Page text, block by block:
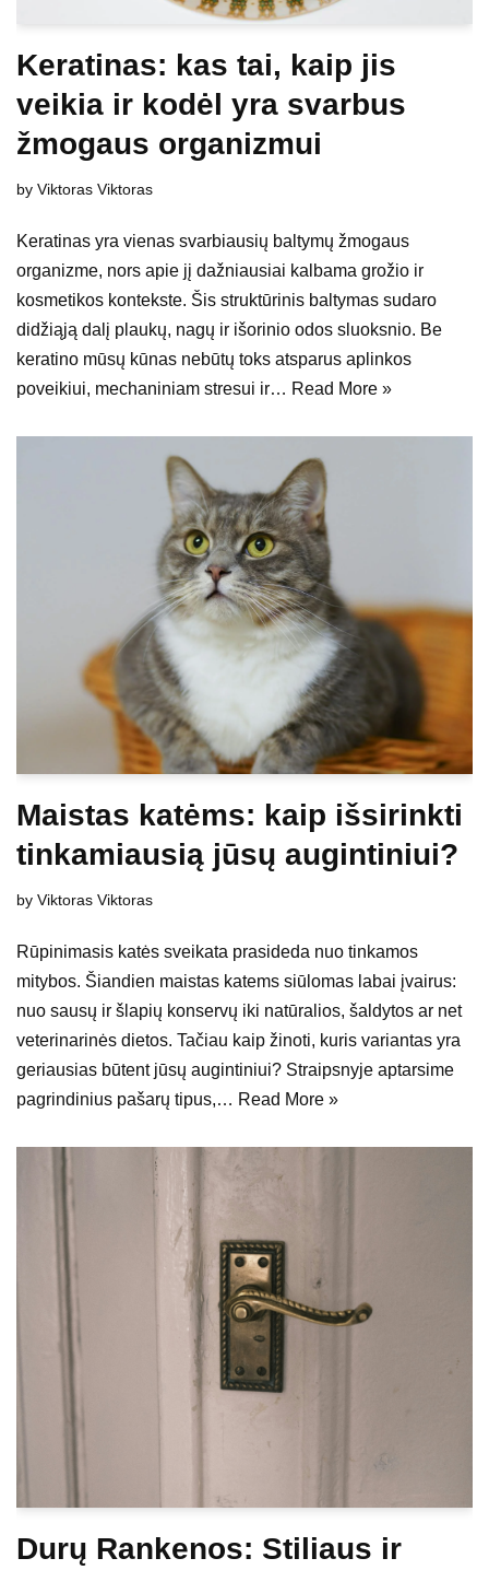
Keratinas: kas tai, kaip jis
veikia ir kodėl yra svarbus
žmogaus organizmui
by Viktoras Viktoras
Keratinas yra vienas svarbiausių baltymų žmogaus
organizme, nors apie jį dažniausiai kalbama grožio ir
kosmetikos kontekste. Šis struktūrinis baltymas sudaro
didžiąją dalį plaukų, nagų ir išorinio odos sluoksnio. Be
keratino mūsų kūnas nebūtų toks atsparus aplinkos
poveikiui, mechaniniam stresui ir… Read More »
Maistas katėms: kaip išsirinkti
tinkamiausią jūsų augintiniui?
by Viktoras Viktoras
Rūpinimasis katės sveikata prasideda nuo tinkamos
mitybos. Šiandien maistas katems siūlomas labai įvairus:
nuo sausų ir šlapių konservų iki natūralios, šaldytos ar net
veterinarinės dietos. Tačiau kaip žinoti, kuris variantas yra
geriausias būtent jūsų augintiniui? Straipsnyje aptarsime
pagrindinius pašarų tipus,… Read More »
Durų Rankenos: Stiliaus ir